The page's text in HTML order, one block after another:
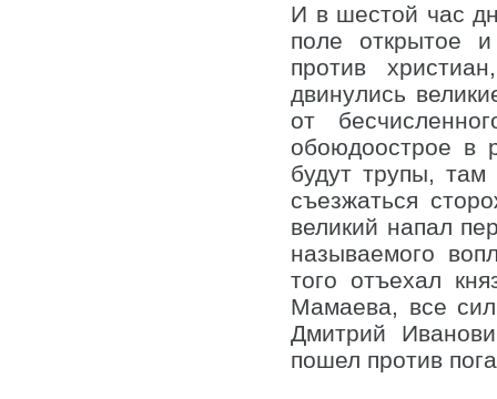
И в шестой час
поле открытое
против
двинулись
от
обоюдоострое в
будут трупы,
съезжаться
великий напал
называемого
того отъехал
Мамаева, все
Дмитрий
пошел против